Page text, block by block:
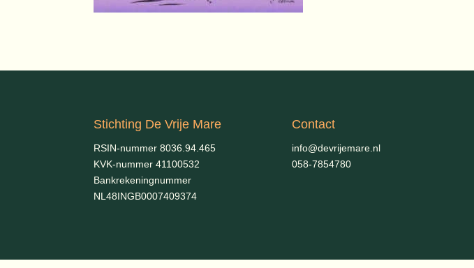
Stichting De Vrije Mare
RSIN-nummer 8036.94.465
KVK-nummer 41100532
Bankrekeningnummer
NL48INGB0007409374
Contact
info@devrijemare.nl
058-7854780